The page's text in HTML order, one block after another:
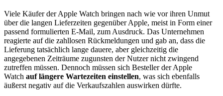
Viele Käufer der Apple Watch bringen nach wie vor ihren Unmut
über die langen Lieferzeiten gegenüber Apple, meist in Form einer
passend formulierten E-Mail, zum Ausdruck. Das Unternehmen
reagierte auf die zahllosen Rückmeldungen und gab an, dass die
Lieferung tatsächlich lange dauere, aber gleichzeitig die
angegebenen Zeiträume zugunsten der Nutzer nicht zwingend
zutreffen müssen. Dennoch müssen sich Besteller der Apple
Watch auf längere Wartezeiten einstellen, was sich ebenfalls
äußerst negativ auf die Verkaufszahlen auswirken dürfte.